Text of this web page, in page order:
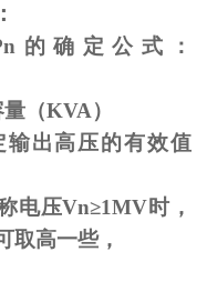
的确定公式：
（KVA）
出高压的有效值
电压Vn≥1MV时，
取高一些，